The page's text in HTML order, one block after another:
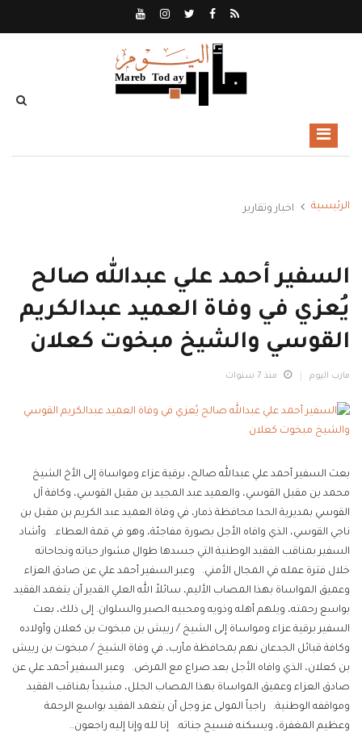
الرئيسية اخبار وتقارير
السفير أحمد علي عبدالله صالح
يُعزي في وفاة العميد عبدالكريم
القوسي والشيخ مبخوت كعلان
مارب اليوم منذ 7 سنوات
بعث السفير أحمد علي عبدالله صالح، برقية عزاء ومواساة إلى الأخ الشيخ
محمد بن مقبل القوسي، والعميد عبد المجيد بن مقبل القوسي، وكافة آل
القوسي بمديرية الحدا محافظة ذمار، في وفاة العميد عبد الكريم بن مقبل بن
ناجي القوسي، الذي وافاه الأجل بصورة مفاجئة، وهو في قمة العطاء. وأشاد
السفير بمناقب الفقيد الوطنية التي جسدها طوال مشوار حياته ونجاحاته
خلال فترة عمله في المجال الأمني. وعبر السفير أحمد علي عن صادق العزاء
وعميق المواساة بهذا المصاب الأليم، سائلاً الله العلي القدير أن يتغمد الفقيد
بواسع رحمته، ويلهم أهله وذويه ومحبيه الصبر والسلوان. إلى ذلك، بعث
السفير برقية عزاء ومواساة إلى الشيخ / ربيش بن مبخوت بن كعلان وأولاده
وكافة قبائل الجدعان نهم بمحافظة مأرب، في وفاة الشيخ / مبخوت بن ربيش
بن كعلان، الذي وافاه الأجل بعد صراع مع المرض. وعبر السفير أحمد علي عن
صادق العزاء وعميق المواساة بهذا المصاب الجلل، مشيداً بمناقب الفقيد
ومواقفه الوطنية. راجياً المولى عز وجل أن يتغمد الفقيد بواسع الرحمة
وعظيم المغفرة، ويسكنه فسيح جناته. إنا لله وإنا إليه راجعون..